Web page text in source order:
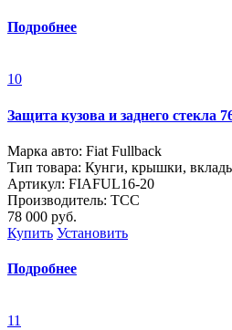
Подробнее
10
Защита кузова и заднего
Марка авто: Fiat Fullback
Тип товара: Кунги, крышки,
Артикул: FIAFUL16-20
Производитель: ТСС
78 000 руб.
Купить Установить
Подробнее
11